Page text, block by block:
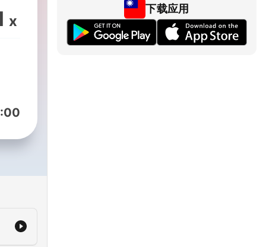
政
x
下载应用